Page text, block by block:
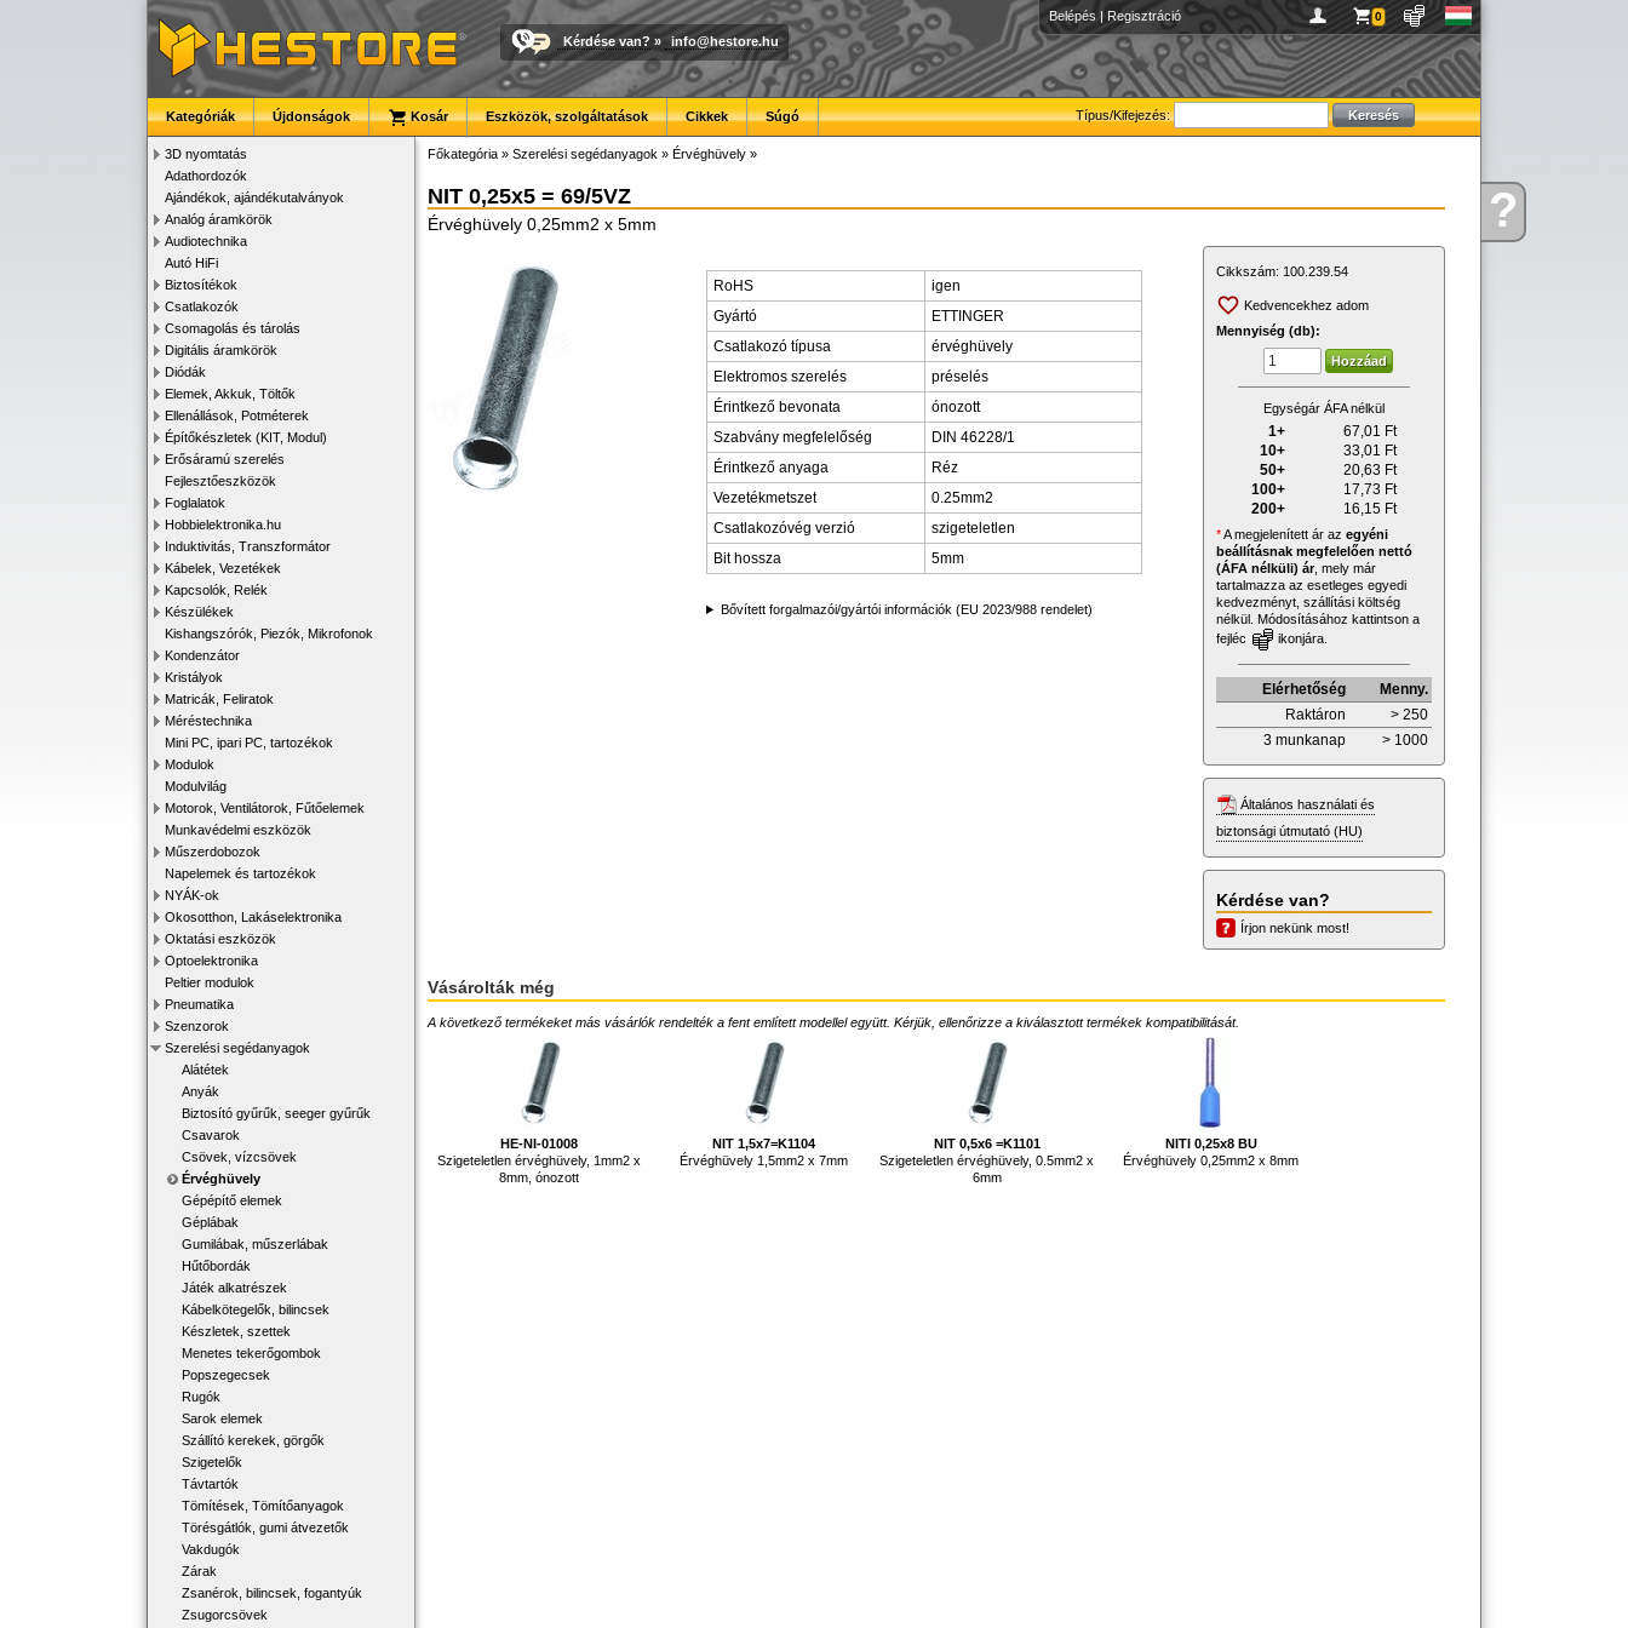
Kérdése?
Belépés | Regisztráció 0
Kérdése van? » info@hestore.hu
Típus/Kifejezés:
Kategóriák Újdonságok Kosár Eszközök, szolgáltatások Cikkek Súgó
3D nyomtatás
Adathordozók
Ajándékok, ajándékutalványok
Analóg áramkörök
Audiotechnika
Autó HiFi
Biztosítékok
Csatlakozók
Csomagolás és tárolás
Digitális áramkörök
Diódák
Elemek, Akkuk, Töltők
Ellenállások, Potméterek
Építőkészletek (KIT, Modul)
Erősáramú szerelés
Fejlesztőeszközök
Foglalatok
Hobbielektronika.hu
Induktivitás, Transzformátor
Kábelek, Vezetékek
Kapcsolók, Relék
Készülékek
Kishangszórók, Piezók, Mikrofonok
Kondenzátor
Kristályok
Matricák, Feliratok
Méréstechnika
Mini PC, ipari PC, tartozékok
Modulok
Modulvilág
Motorok, Ventilátorok, Fűtőelemek
Munkavédelmi eszközök
Műszerdobozok
Napelemek és tartozékok
NYÁK-ok
Okosotthon, Lakáselektronika
Oktatási eszközök
Optoelektronika
Peltier modulok
Pneumatika
Szenzorok
Szerelési segédanyagok
Alátétek
Anyák
Biztosító gyűrűk, seeger gyűrűk
Csavarok
Csövek, vízcsövek
Érvéghüvely
Gépépítő elemek
Géplábak
Gumilábak, műszerlábak
Hűtőbordák
Játék alkatrészek
Kábelkötegelők, bilincsek
Készletek, szettek
Menetes tekerőgombok
Popszegecsek
Rugók
Sarok elemek
Szállító kerekek, görgők
Szigetelők
Távtartók
Tömítések, Tömítőanyagok
Törésgátlók, gumi átvezetők
Vakdugók
Zárak
Zsanérok, bilincsek, fogantyúk
Zsugorcsövek
Főkategória » Szerelési segédanyagok » Érvéghüvely »
NIT 0,25x5 = 69/5VZ
Érvéghüvely 0,25mm2 x 5mm
RoHS
igen
Gyártó
ETTINGER
Csatlakozó típusa
érvéghüvely
Elektromos szerelés
préselés
Érintkező bevonata
ónozott
Szabvány megfelelőség
DIN 46228/1
Érintkező anyaga
Réz
Vezetékmetszet
0.25mm2
Csatlakozóvég verzió
szigeteletlen
Bit hossza
5mm
Bővített forgalmazói/gyártói információk (EU 2023/988 rendelet)
Cikkszám: 100.239.54
Kedvencekhez adom
Mennyiség (db):
Egységár ÁFA nélkül
1+ 67,01 Ft
10+
33,01 Ft
50+
20,63 Ft
100+
17,73 Ft
200+
16,15 Ft
*A megjelenített ár az egyéni
beállításnak megfelelően nettó
(ÁFA nélküli) ár, mely már
tartalmazza az esetleges egyedi
kedvezményt, szállítási költség
nélkül. Módosításához kattintson a
fejléc
ikonjára.
Elérhetőség
Menny.
Raktáron
> 250
3 munkanap
> 1000
Általános használati és
biztonsági útmutató (HU)
Kérdése van?
Írjon nekünk most!
Vásárolták még
A következő termékeket más vásárlók rendelték a fent említett modellel együtt. Kérjük, ellenőrizze a kiválasztott termékek kompatibilitását.
HE-NI-01008
Szigeteletlen érvéghüvely, 1mm2 x
8mm, ónozott
NIT 1,5x7=K1104
Érvéghüvely 1,5mm2 x 7mm
NIT 0,5x6 =K1101
Szigeteletlen érvéghüvely, 0.5mm2 x
6mm
NITI 0,25x8 BU
Érvéghüvely 0,25mm2 x 8mm